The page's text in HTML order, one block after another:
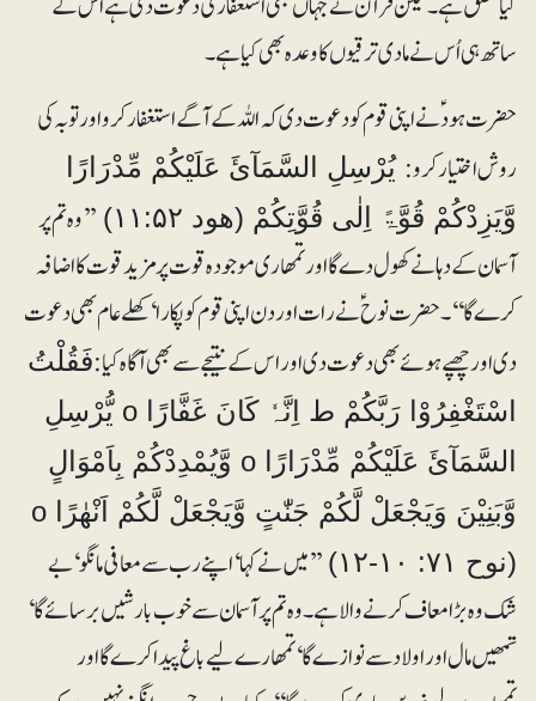
ساتھ ہی اُس نے مادی ترقیوں کا وعدہ بھی کیا ہے۔
حضرت ہود ؑنے اپنی قوم کو دعوت دی کہ اللہ کے آگے استغفار کرو اور توبہ کی
روش اختیار کرو:یُرْسِلِ السَّمَآئَ عَلَیْکُمْ مِّدْرَارًا
وَّیَزِدْکُمْ قُوَّۃً اِلٰی قُوَّتِکُمْ (ھود ۱۱:۵۲)
’’وہ تم پر
آسمان کے دہانے کھول دے گا اور تمھاری موجودہ قوت پر مزید قوت کا اضافہ
کرے گا‘‘۔ حضرت نوح ؑ نے رات اور دن اپنی قوم کو پکارا‘ کھلے عام بھی دعوت
دی اور چھپے ہوئے بھی دعوت دی اور اس کے نتیجے سے بھی آگاہ کیا:فَقُلْتُ
اسْتَغْفِرُوْا رَبَّکُمْ ط اِنَّہٗ کَانَ غَفَّارًا o یُّرْسِلِ
السَّمَآئَ عَلَیْکُمْ مِّدْرَارًا o وَّیُمْدِدْکُمْ بِاَمْوَالٍ
وَّبَنِیْنَ وَیَجْعَلْ لَّکُمْ جَنّٰتٍ وَّیَجْعَلْ لَّکُمْ اَنْھٰرًا o
(نوح ۷۱: ۱۰-۱۲)
’’میں نے کہا‘ اپنے رب سے معافی مانگو‘ بے
شک وہ بڑا معاف کرنے والا ہے۔ وہ تم پر آسمان سے خوب بارشیں برسائے گا‘
تمھیں مال اور اولاد سے نوازے گا‘ تمھارے لیے باغ پیدا کرے گا اور